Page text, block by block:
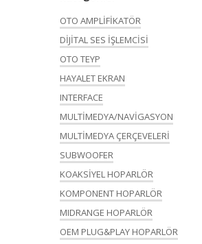
OTO AMPLİFİKATÖR
DİJİTAL SES İŞLEMCİSİ
OTO TEYP
HAYALET EKRAN
INTERFACE
MULTİMEDYA/NAVİGASYON
MULTİMEDYA ÇERÇEVELERİ
SUBWOOFER
KOAKSİYEL HOPARLÖR
KOMPONENT HOPARLÖR
MIDRANGE HOPARLÖR
OEM PLUG&PLAY HOPARLÖR